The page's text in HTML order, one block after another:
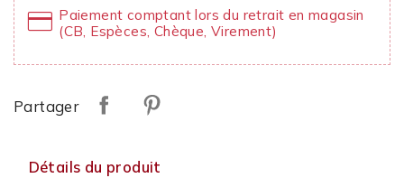
credit_card Paiement comptant lors du retrait en magasin
(CB, Espèces, Chèque, Virement)
Partager
Détails du produit